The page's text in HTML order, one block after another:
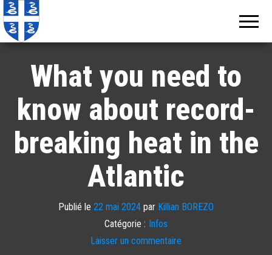
What you need to
know about record-
breaking heat in the
Atlantic
Publié le 22 mai 2024 par Killian BOREZO
Catégorie : Infos
Laisser un commentaire